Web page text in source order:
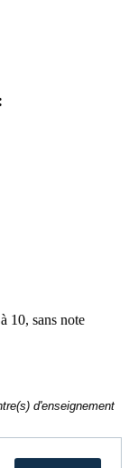
10, sans note
d'enseignement